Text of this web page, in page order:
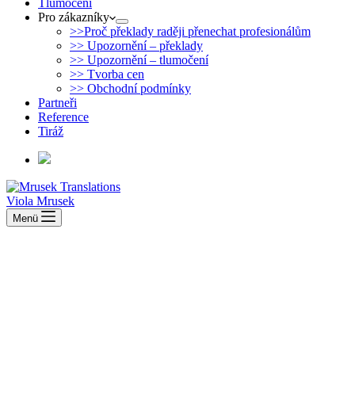
Tlumočení
Pro zákazníky
>>Proč překlady raději přenechat profesionálům
>> Upozornění – překlady
>> Upozornění – tlumočení
>> Tvorba cen
>> Obchodní podmínky
Partneři
Reference
Tiráž
Viola Mrusek
Menü